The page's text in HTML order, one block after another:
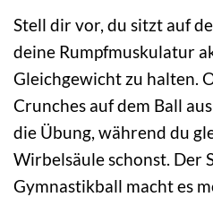
Stell dir vor, du sitzt auf
deine Rumpfmuskulatur
Gleichgewicht zu halten.
Crunches auf dem Ball
die Übung, während du
Wirbelsäule schonst. Der
Gymnastikball macht es